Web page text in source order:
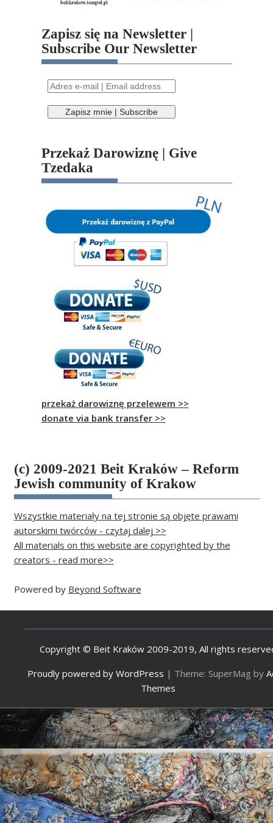
Zapisz się na Newsletter |
Subscribe Our Newsletter
Przekaż Darowiznę | Give
Tzedaka
przekaż darowiznę przelewem >>
donate via bank transfer >>
(c) 2009-2021 Beit Kraków – Reform
Jewish community of Krakow
Wszystkie materiały na tej stronie są objęte prawami
autorskimi twórców - czytaj dalej >>
All materials on this website are copyrighted by the
creators - read more>>
Powered by Beyond Software
Copyright © Beit Kraków 2009-2019, All rights
Proudly powered by WordPress | Theme: SuperMag by
Themes